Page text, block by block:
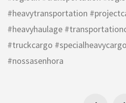
#heavytransportation
#heavyhaulage
#truckcargo
#nossasenhora